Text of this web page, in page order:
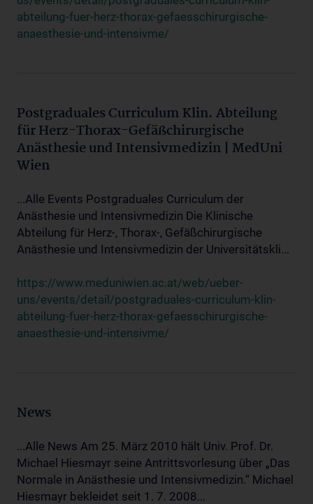
abteilung-fuer-herz-thorax-gefaesschirurgische-
anaesthesie-und-intensivme/
Postgraduales Curriculum Klin. Abteilung
für Herz-Thorax-Gefäßchirurgische
Anästhesie und Intensivmedizin | MedUni
Wien
...Alle Events Postgraduales Curriculum der
Anästhesie und Intensivmedizin Die Klinische
Abteilung für Herz-, Thorax-, Gefäßchirurgische
Anästhesie und Intensivmedizin der Universitätskli...
https://www.meduniwien.ac.at/web/ueber-
uns/events/detail/postgraduales-curriculum-klin-
abteilung-fuer-herz-thorax-gefaesschirurgische-
anaesthesie-und-intensivme/
News
...Alle News Am 25. März 2010 hält Univ. Prof. Dr.
Michael Hiesmayr seine Antrittsvorlesung über „Das
Normale in Anästhesie und Intensivmedizin.“ Michael
Hiesmayr bekleidet seit 1. 7. 2008...